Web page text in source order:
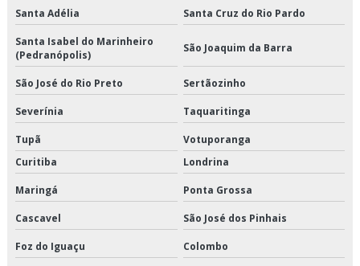
Transporte de congelados valor
Transporte de refrigerado
Transporte de refrigerados em são paulo
Transporte de refrigerados em sp
Transporte de refrigerados preço
Transporte de refrigerados valor
Transporte dedicado
Transporte dedicado de alimentos preço
Santa Adélia Santa Cruz do Rio Pardo
Santa Isabel do Marinheiro
(Pedranópolis)
São Joaquim da Barra
São José do Rio Preto Sertãozinho
Severínia Taquaritinga
Tupã
Votuporanga
Curitiba
Londrina
Maringá Ponta Grossa
Cascavel São José dos Pinhais
Foz do Iguaçu Colombo